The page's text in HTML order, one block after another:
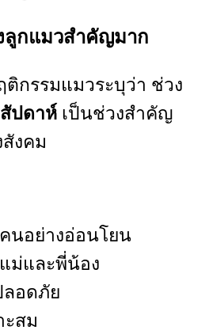
ลูกแมวสำคัญมาก
กรรมแมวระบุว่า ช่วง
สัปดาห์ เป็นช่วงสำคัญ
สังคม
นอย่างอ่อนโยน
ม่และพี่น้อง
อดภัย
ะสม